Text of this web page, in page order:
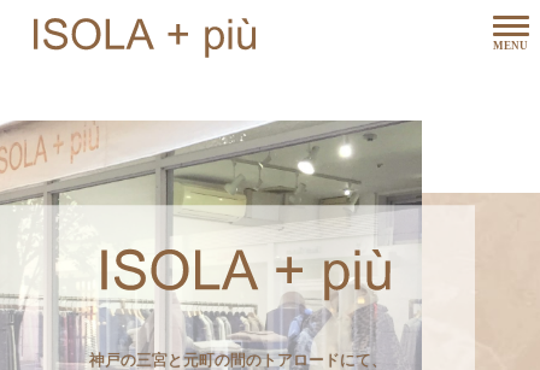
神戸の三宮と元町の間のトアロードにて、